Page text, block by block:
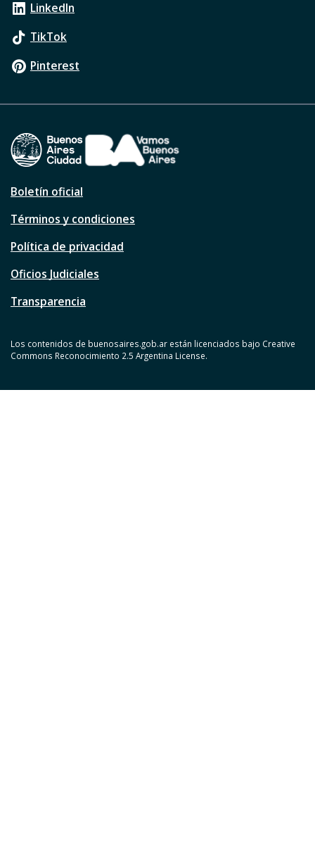
LinkedIn
TikTok
Pinterest
Boletín oficial
Términos y condiciones
Política de privacidad
Oficios Judiciales
Transparencia
Los contenidos de buenosaires.gob.ar están licenciados bajo Creative
Commons Reconocimiento 2.5 Argentina License.